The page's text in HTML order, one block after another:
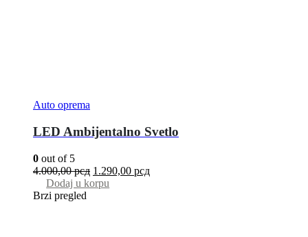
Auto oprema
LED Ambijentalno Svetlo
0 out of 5
4.000,00рсд 1.290,00 рсд
Dodaj u korpu
Brzi pregled